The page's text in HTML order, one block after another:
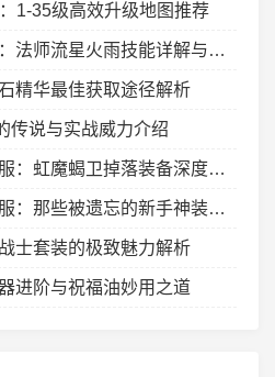
1-35级高效升级地图推荐
流星火雨技能详解与实战技巧
精华最佳获取途径解析
传说与实战威力介绍
虹魔蝎卫掉落装备深度测评
那些被遗忘的新手神装回忆杀
士套装的极致魅力解析
进阶与祝福油妙用之道